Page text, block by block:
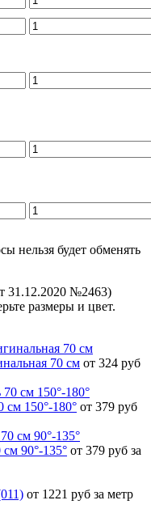
нельзя будет обменять
31.12.2020 №2463)
размеры и цвет.
70 см от 324 руб
150°-180° от 379 руб
90°-135° от 379 руб за
от 1221 руб за метр